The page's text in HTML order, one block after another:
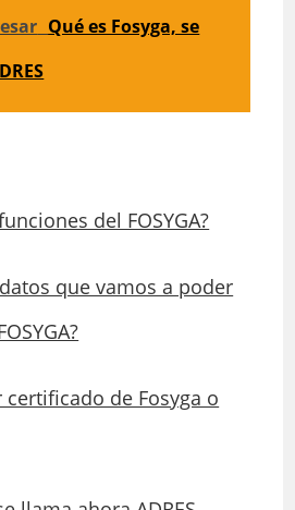
Qué es Fosyga, se
del FOSYGA?
que vamos a poder
certificado de Fosyga o